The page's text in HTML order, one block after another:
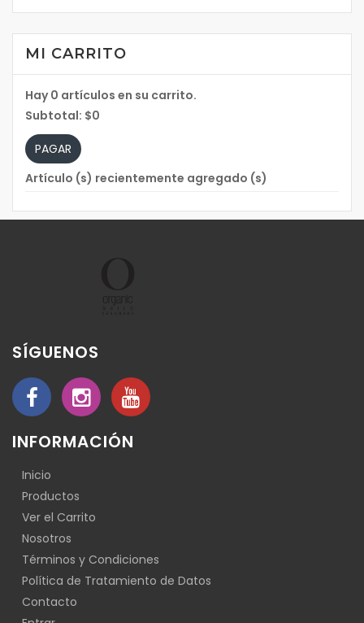
MI CARRITO
Hay0 artículos en su carrito.
Subtotal: $0
PAGAR
Artículo (s) recientemente agregado (s)
SÍGUENOS
INFORMACIÓN
Inicio
Productos
Ver el Carrito
Nosotros
Términos y Condiciones
Política de Tratamiento de Datos
Contacto